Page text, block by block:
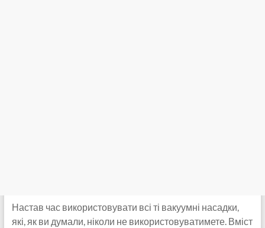
Настав час використовувати всі ті вакуумні насадки,
які, як ви думали, ніколи не використовуватимете. Вміст